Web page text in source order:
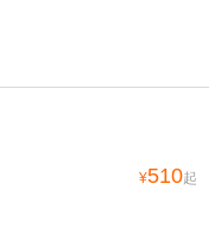
¥510起